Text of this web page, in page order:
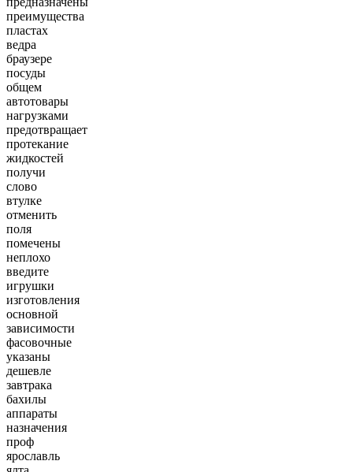
преимущества
пластах
ведра
браузере
посуды
общем
автотовары
нагрузками
предотвращает
протекание
жидкостей
получи
слово
втулке
отменить
поля
помечены
неплохо
введите
игрушки
изготовления
основной
зависимости
фасовочные
указаны
дешевле
завтрака
бахилы
аппараты
назначения
проф
ярославль